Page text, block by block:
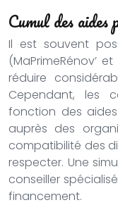
Cumul des
Il est souvent
(MaPrimeRénov’
réduire
Cependant, les
fonction des
auprès des
compatibilité des
respecter. Une
conseiller
financement.